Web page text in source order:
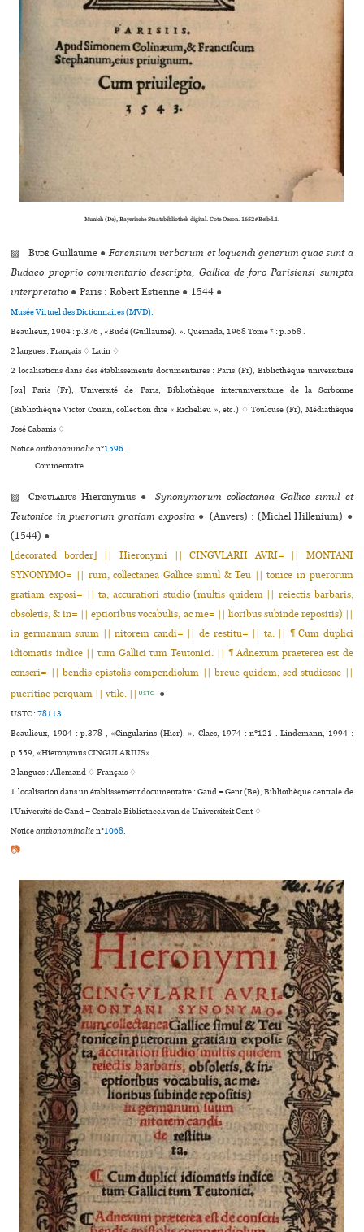
Munich (De), Bayerische Staatsbibliothek digital. Cote Oecon. 1652#Beibd.1.
▨Budé Guillaume ● Forensium verborum et loquendi generum quae sunt a
Budaeo proprio commentario descripta, Gallica de foro Parisiensi sumpta
interpretatio ● Paris : Robert Estienne ● 1544 ●
Musée Virtuel des Dictionnaires (MVD).
Beaulieux, 1904 : p.376 , «Budé (Guillaume). ». Quemada, 1968 Tome * : p.568 .
2 langues :Français ♢Latin ♢
2 localisations dans des établissements documentaires : Paris (Fr), Bibliothèque uni­ver­si­taire
[ou] Paris (Fr), Université de Paris, Bibliothèque inte­ru­ni­ver­si­taire de la Sorbonne
(Bibliothèque Victor Cousin, collection dite « Richelieu », etc.) ♢ Toulouse (Fr), Médiathèque
José Cabanis ♢
Noticeanthonominalien°1596.
Commentaire
▨Cingularius Hieronymus ●
Synonymorum collectanea Gallice simul et
Teutonice in puerorum gratiam exposita ● (Anvers) : (Michel Hillenium) ●
(1544) ●
[decorated border] || Hieronymi || CINGVLARII AVRI= || MONTANI
SYNONYMO= || rum, collectanea Gallice simul & Teu || tonice in puerorum
gratiam exposi= || ta, accuratiori studio (multis quidem || reiectis barbaris,
obsoletis, & in= || eptioribus vocabulis, ac me= || lioribus subinde repositis) ||
in germanum suum || nitorem candi= || de restitu= || ta. || ¶ Cum duplici
idiomatis indice || tum Gallici tum Teutonici. || ¶ Adnexum praeterea est de
conscri= || bendis epistolis compendiolum || breue quidem, sed studiosae ||
pueritiae perquam || vtile. ||
USTC ●
USTC :78113.
Beaulieux, 1904 : p.378 , «Cingularins (Hier). ». Claes, 1974 : n°121 . Lindemann, 1994 :
p.559, «Hieronymus CINGULARIUS».
2 langues :Allemand ♢Français ♢
1 localisation dans un établissement documentaire : Gand = Gent (Be), Bibliothèque centrale de
l’Université de Gand = Centrale Bibliotheek van de Universiteit Gent ♢
Noticeanthonominalien°1068.
📷